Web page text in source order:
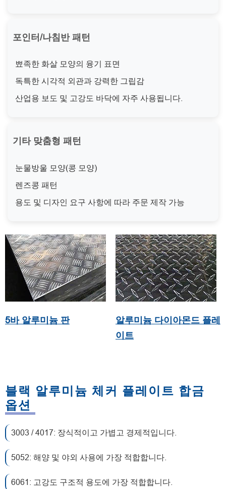
포인터/나침반 패턴
뾰족한 화살 모양의 융기 표면
독특한 시각적 외관과 강력한 그립감
산업용 보도 및 고강도 바닥에 자주 사용됩니다.
기타 맞춤형 패턴
눈물방울 모양(콩 모양)
렌즈콩 패턴
용도 및 디자인 요구 사항에 따라 주문 제작 가능
5바 알루미늄 판
알루미늄 다이아몬드 플레
이트
블랙 알루미늄 체커 플레이트 합금
옵션
3003 / 4017: 장식적이고 가볍고 경제적입니다.
5052: 해양 및 야외 사용에 가장 적합합니다.
6061: 고강도 구조적 용도에 가장 적합합니다.